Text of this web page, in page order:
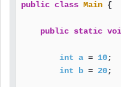
public class Main {
public static
int a = 10;
int
b = 20;